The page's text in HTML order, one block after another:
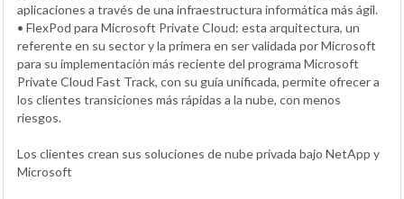
aplicaciones a través de una infraestructura informática más ágil.
• FlexPod para Microsoft Private Cloud: esta arquitectura, un
referente en su sector y la primera en ser validada por Microsoft
para su implementación más reciente del programa Microsoft
Private Cloud Fast Track, con su guía unificada, permite ofrecer a
los clientes transiciones más rápidas a la nube, con menos
riesgos.
Los clientes crean sus soluciones de nube privada bajo NetApp y
Microsoft